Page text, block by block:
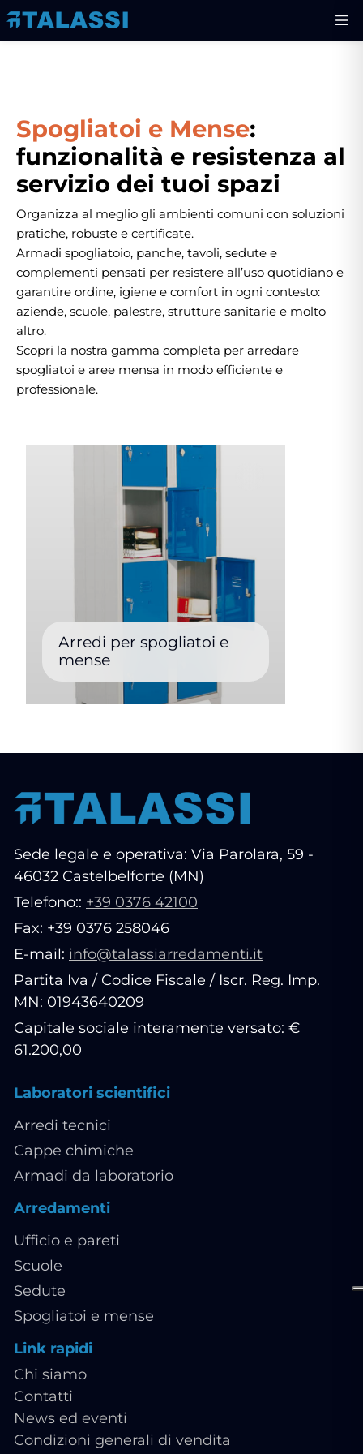
Spogliatoi e Mense:
funzionalità e resistenza al
servizio dei tuoi spazi
Organizza al meglio gli ambienti comuni con soluzioni
pratiche, robuste e certificate.
Armadi spogliatoio, panche, tavoli, sedute e
complementi pensati per resistere all’uso quotidiano e
garantire ordine, igiene e comfort in ogni contesto:
aziende, scuole, palestre, strutture sanitarie e molto
altro.
Scopri la nostra gamma completa per arredare
spogliatoi e aree mensa in modo efficiente e
professionale.
Arredi per spogliatoi e
mense
Sede legale e operativa: Via Parolara, 59 -
46032 Castelbelforte (MN)
Telefono:: +39 0376 42100
Fax: +39 0376 258046
E-mail: info@talassiarredamenti.it
Partita Iva / Codice Fiscale / Iscr. Reg. Imp.
MN: 01943640209
Capitale sociale interamente versato: €
61.200,00
Laboratori scientifici
Arredi tecnici
Cappe chimiche
Armadi da laboratorio
Arredamenti
Ufficio e pareti
Scuole
Sedute
Spogliatoi e mense
Link rapidi
Chi siamo
Contatti
News ed eventi
Condizioni generali di vendita